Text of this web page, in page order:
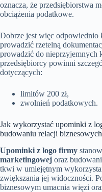
oznacza, że przedsiębiorstwa
obciążenia podatkowe.
Dobrze jest więc
prowadzić rzetelną
prowadzić do nieprzyjemnych
przedsiębiorcy powinni
dotyczących:
limitów 200 zł,
zwolnień podatkowych.
Jak wykorzystać upominki z
budowaniu relacji
Upominki z logo firmy
marketingowej oraz
tkwi w umiejętnym
zwiększania jej widoczności.
biznesowym umacnia więzi